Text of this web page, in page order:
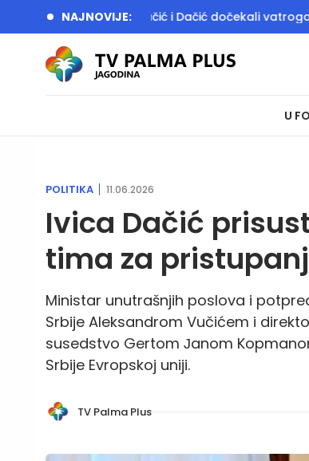
NAJNOVIJE:
igralište Vučić i Dačić dočekali vatrogasce-
U
POLITIKA 11.06.2026
Ivica Dačić
tima za
Ministar unutrašnjih poslova i
Srbije Aleksandrom Vučićem i
susedstvo Gertom Јanom
Srbije Evropskoj uniji.
TV Palma Plus